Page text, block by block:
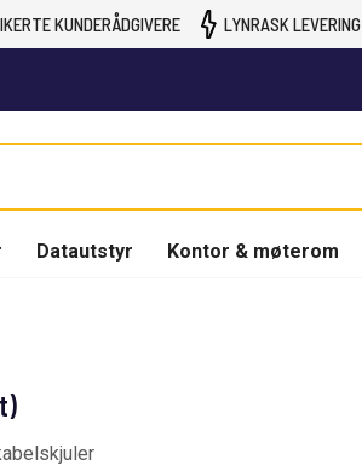
KUNDERÅDGIVERE LYNRASK LEVERING
Datautstyr Kontor & møterom